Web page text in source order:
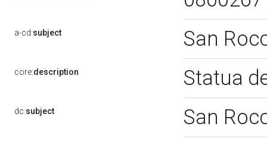
a-cd:subject San
core:description Statua
dc:subject San